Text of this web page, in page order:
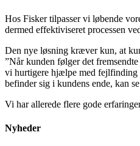
Hos Fisker tilpasser vi løbende
dermed effektiviseret processen
Den nye løsning kræver kun, at
”Når kunden følger det
vi hurtigere hjælpe med fejlfinding
befinder sig i kundens ende, kan
Vi har allerede flere gode
Nyheder